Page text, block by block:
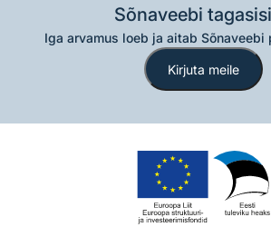
Sõnaveebi
Iga arvamus loeb ja aitab Sõnaveebi
Kirjuta meile